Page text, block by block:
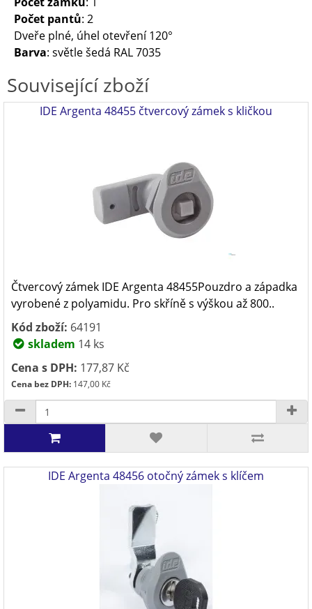
Počet pantů: 2
Dveře plné, úhel otevření 120°
Barva: světle šedá RAL 7035
Související zboží
IDE Argenta 48455 čtvercový zámek s kličkou
Čtvercový zámek IDE Argenta 48455Pouzdro a západka
vyrobené z polyamidu. Pro skříně s výškou až 800..
Kód zboží: 64191
skladem 14 ks
Cena s DPH: 177,87 Kč
Cena bez DPH: 147,00 Kč
IDE Argenta 48456 otočný zámek s klíčem